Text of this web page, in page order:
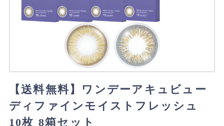
【送料無料】ワンデーアキュビュー
ディファインモイストフレッシュ
10枚 8箱セット